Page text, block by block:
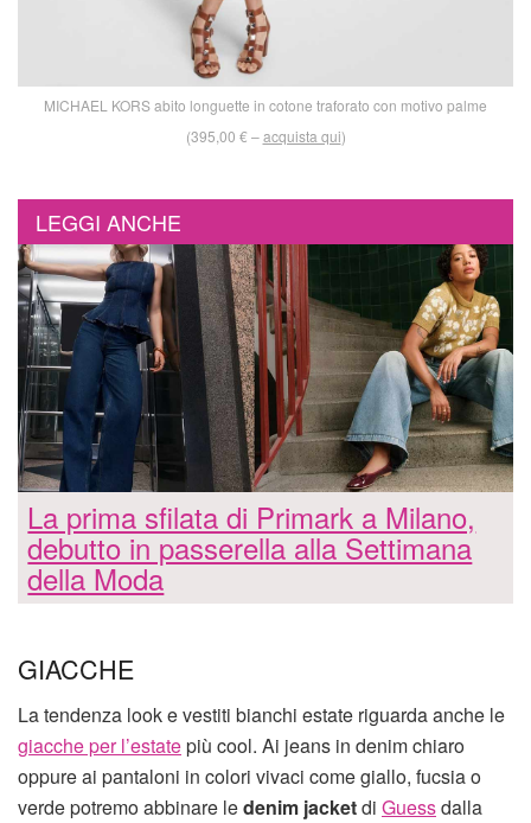
MICHAEL KORS abito longuette in cotone traforato con motivo palme
(395,00 € –acquista qui)
LEGGI ANCHE
La prima sfilata di Primark a Milano,
debutto in passerella alla Settimana
della Moda
GIACCHE
La tendenza look e vestiti bianchi estate riguarda anche le
giacche per l’estatepiù cool. Ai jeans in denim chiaro
oppure ai pantaloni in colori vivaci come giallo, fucsia o
verde potremo abbinare ledenim jacketdi Guessdalla